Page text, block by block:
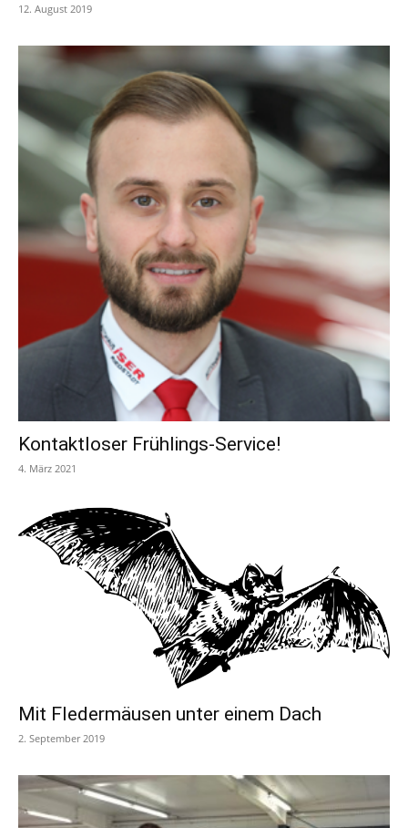
12. August 2019
Kontaktloser Frühlings-Service!
4. März 2021
Mit Fledermäusen unter einem Dach
2. September 2019